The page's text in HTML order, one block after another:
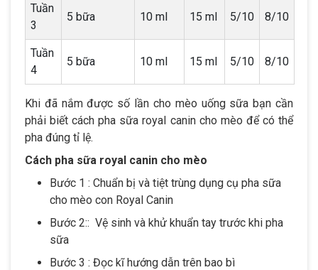
Tuần
3
5 bữa 10 ml 15 ml 5/10 8/10
Tuần
4
5 bữa 10 ml 15 ml 5/10 8/10
Khi đã nắm được số lần cho mèo uống sữa bạn cần
phải biết cách pha sữa royal canin cho mèo để có thể
pha đúng tỉ lệ.
Cách pha sữa royal canin cho mèo
Bước 1 : Chuẩn bị và tiệt trùng dụng cụ pha sữa
cho mèo con Royal Canin
Bước 2:: Vệ sinh và khử khuẩn tay trước khi pha
sữa
Bước 3 : Đọc kĩ hướng dẫn trên bao bì